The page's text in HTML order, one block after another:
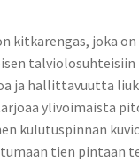
kitkarengas, joka
ja hallittavuutta
ylivoimaista
kulutuspinnan
tien pintaan